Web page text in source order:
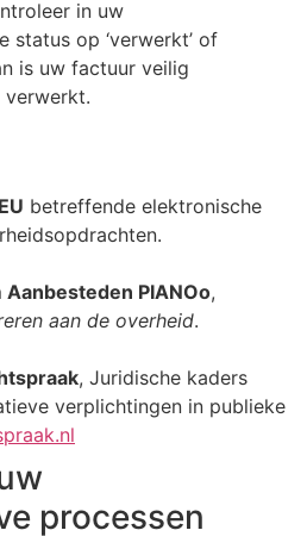
in uw
op ‘verwerkt’ of
is uw factuur veilig
verwerkt.
betreffende elektronische
PIANOo,
aan de overheid.
, Juridische kaders
verplichtingen in publieke
processen